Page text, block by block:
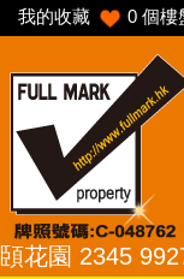
我的收藏 0 個樓
2345 9927 /